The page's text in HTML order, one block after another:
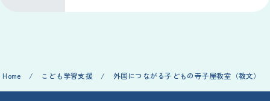
Home / こども学習支援 / 外国につながる子どもの寺子屋教室（教文）